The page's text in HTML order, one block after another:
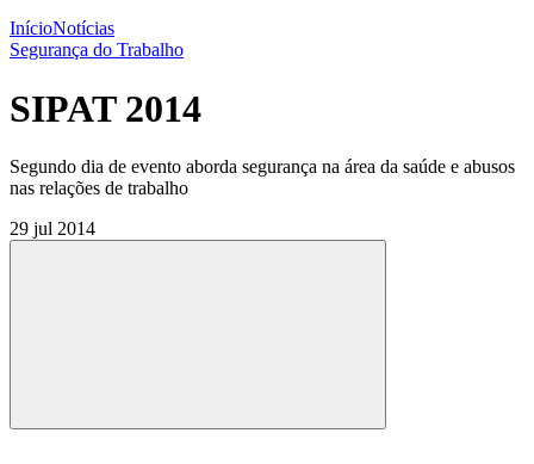
InícioNotícias
Segurança do Trabalho
SIPAT 2014
Segundo dia de evento aborda segurança na área da saúde e abusos
nas relações de trabalho
29 jul 2014
Compartilhar